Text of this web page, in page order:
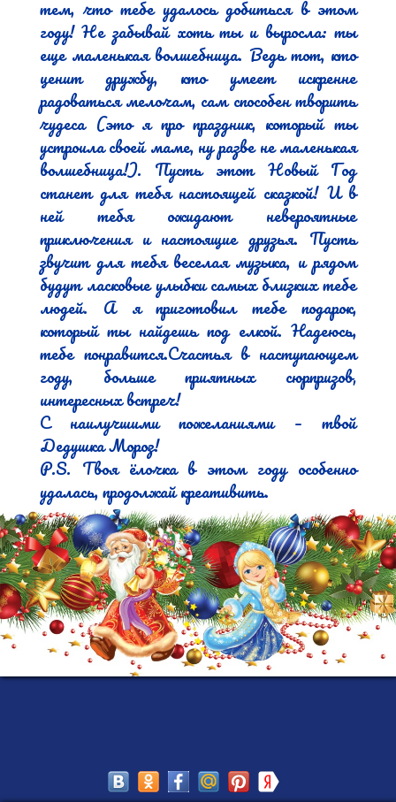
тем, что тебе удалось добиться в этом
году! Не забывай хоть ты и выросла: ты
еще маленькая волшебница. Ведь тот, кто
ценит дружбу, кто умеет искренне
радоваться мелочам, сам способен творить
чудеса (это я про праздник, который ты
устроила своей маме, ну разве не маленькая
волшебница!). Пусть этот Новый Год
станет для тебя настоящей сказкой! И в
ней тебя ожидают невероятные
приключения и настоящие друзья. Пусть
звучит для тебя веселая музыка, и рядом
будут ласковые улыбки самых близких тебе
людей. А я приготовил тебе подарок,
который ты найдешь под елкой. Надеюсь,
тебе понравится.Счастья в наступающем
году, больше приятных сюрпризов,
интересных встреч!
С наилучшими пожеланиями – твой
Дедушка Мороз!
P.S. Твоя ёлочка в этом году особенно
удалась, продолжай креативить.